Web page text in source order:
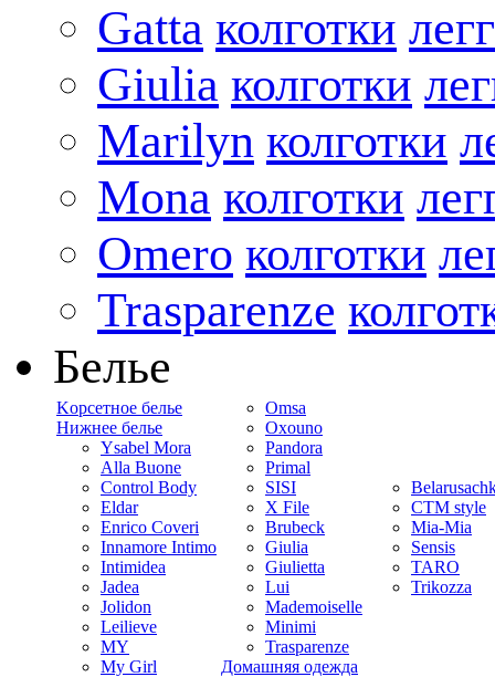
Gatta колготки
Giulia колготки
Marilyn колготки
Mona колготки
Omero колготки
Trasparenze
Белье
Kорсетное белье
Нижнее белье
Ysabel Mora
Alla Buone
Control Body
Eldar
Enrico Coveri
Innamore Intimo
Intimidea
Jadea
Jolidon
Leilieve
MY
My Girl
Omsa
Oxouno
Pandora
Primal
SISI
X File
Brubeck
Giulia
Giulietta
Lui
Mademoiselle
Minimi
Trasparenze
Домашняя одежда
CTM style
Mia-Mia
Sensis
TARO
Trikozza